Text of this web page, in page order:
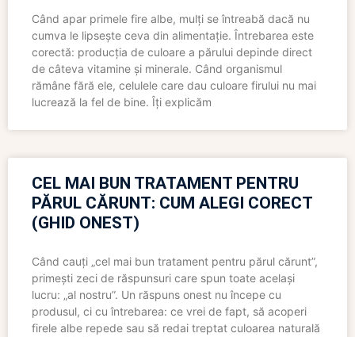
Când apar primele fire albe, mulți se întreabă dacă nu
cumva le lipsește ceva din alimentație. Întrebarea este
corectă: producția de culoare a părului depinde direct
de câteva vitamine și minerale. Când organismul
rămâne fără ele, celulele care dau culoare firului nu mai
lucrează la fel de bine. Îți explicăm
CEL MAI BUN TRATAMENT PENTRU
PĂRUL CĂRUNT: CUM ALEGI CORECT
(GHID ONEST)
Când cauți „cel mai bun tratament pentru părul cărunt”,
primești zeci de răspunsuri care spun toate același
lucru: „al nostru”. Un răspuns onest nu începe cu
produsul, ci cu întrebarea: ce vrei de fapt, să acoperi
firele albe repede sau să redai treptat culoarea naturală